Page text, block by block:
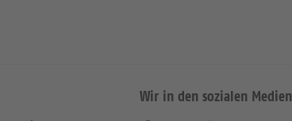
Wir in den sozialen Medien